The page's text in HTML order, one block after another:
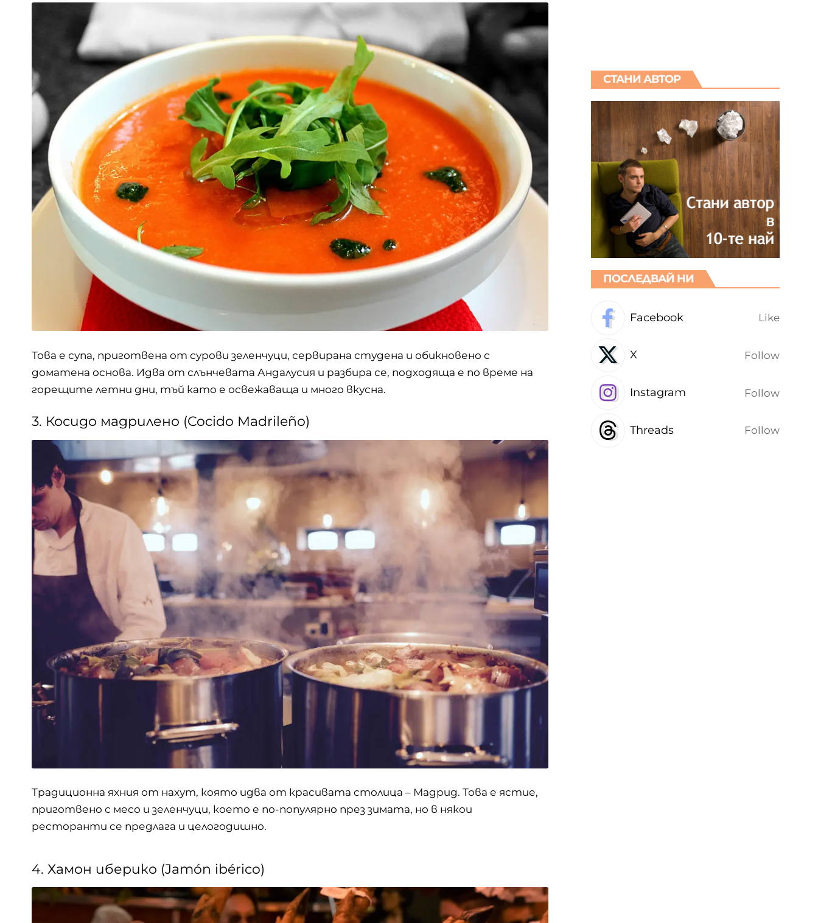
Това е супа, приготвена от сурови зеленчуци, сервирана студена и обикновено с
доматена основа. Идва от слънчевата Андалусия и разбира се, подходяща е по време на
горещите летни дни, тъй като е освежаваща и много вкусна.
3. Косидо мадрилено (Cocido Madrileño)
Традиционна яхния от нахут, която идва от красивата столица – Мадрид. Това е ястие,
приготвено с месо и зеленчуци, което е по-популярно през зимата, но в някои
ресторанти се предлага и целогодишно.
4. Хамон иберико (Jamón ibérico)
СТАНИ АВТОР
ПОСЛЕДВАЙ НИ
Facebook Like
X Follow
Instagram Follow
Threads Follow